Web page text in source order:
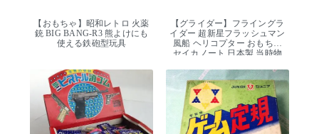
【おもちゃ】昭和レトロ 火薬
銃 BIG BANG-R3 熊よけにも
使える鉄砲型玩具
【グライダー】フライングラ
イダー 超新星フラッシュマン
風船 ヘリコプター おもちゃ
セイカノート 日本製 当時物